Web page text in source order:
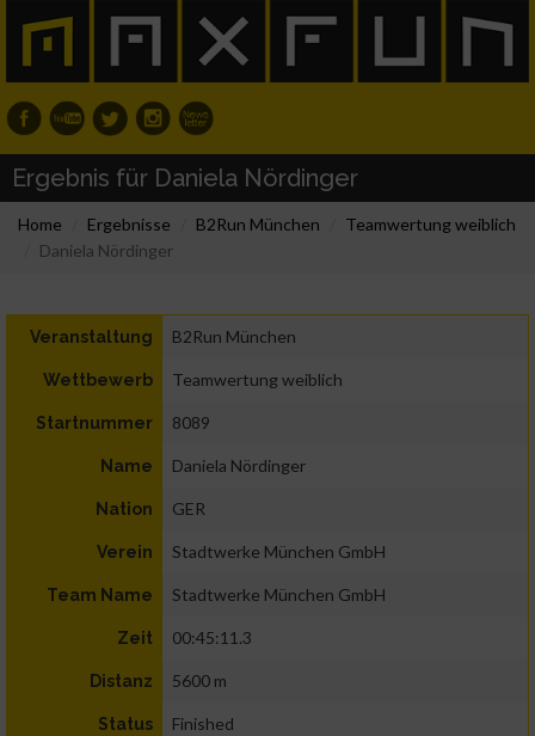
Ergebnis für Daniela Nördinger
Home Ergebnisse B2Run München
Teamwertung weiblich
Daniela Nördinger
Veranstaltung B2Run München
Wettbewerb Teamwertung weiblich
Startnummer 8089
Name Daniela Nördinger
Nation GER
Verein Stadtwerke München GmbH
Team Name Stadtwerke München GmbH
Zeit 00:45:11.3
Distanz 5600 m
Status Finished